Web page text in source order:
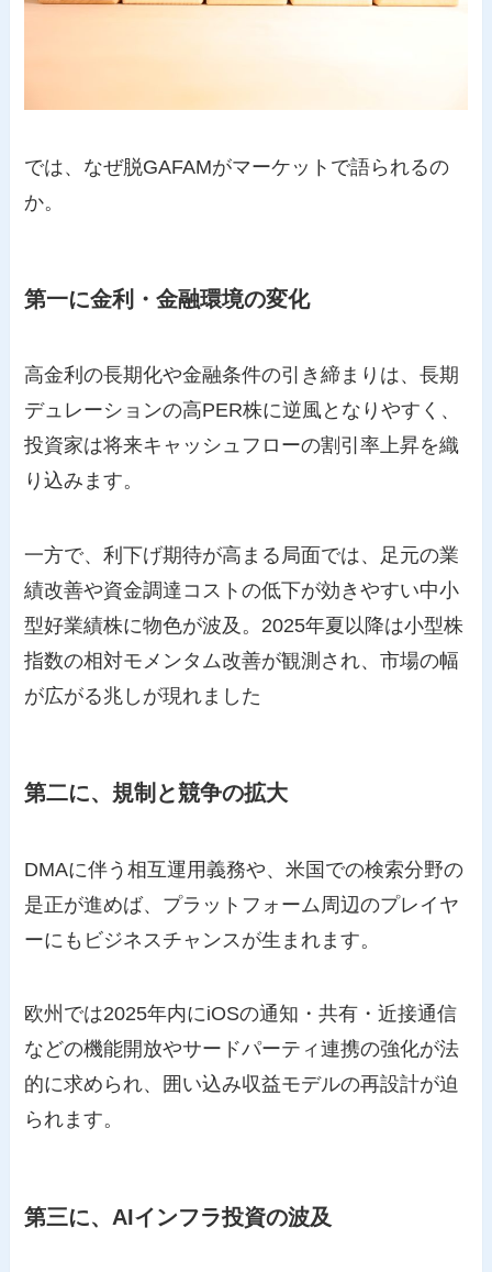
では、なぜ脱GAFAMがマーケットで語られるの
か。
第一に金利・金融環境の変化
高金利の長期化や金融条件の引き締まりは、長期
デュレーションの高PER株に逆風となりやすく、
投資家は将来キャッシュフローの割引率上昇を織
り込みます。
一方で、利下げ期待が高まる局面では、足元の業
績改善や資金調達コストの低下が効きやすい中小
型好業績株に物色が波及。2025年夏以降は小型株
指数の相対モメンタム改善が観測され、市場の幅
が広がる兆しが現れました
第二に、規制と競争の拡大
DMAに伴う相互運用義務や、米国での検索分野の
是正が進めば、プラットフォーム周辺のプレイヤ
ーにもビジネスチャンスが生まれます。
欧州では2025年内にiOSの通知・共有・近接通信
などの機能開放やサードパーティ連携の強化が法
的に求められ、囲い込み収益モデルの再設計が迫
られます。
第三に、AIインフラ投資の波及